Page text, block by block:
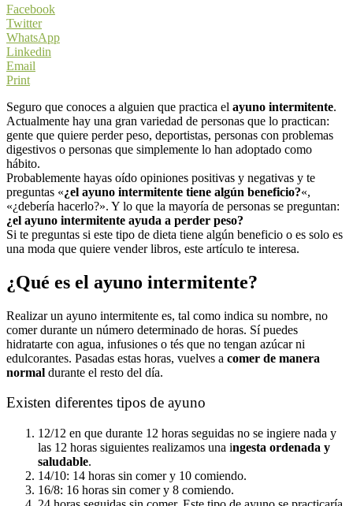
Facebook
Twitter
WhatsApp
Linkedin
Email
Print
Seguro que conoces a alguien que practica el ayuno intermitente.
Actualmente hay una gran variedad de personas que lo practican:
gente que quiere perder peso, deportistas, personas con problemas
digestivos o personas que simplemente lo han adoptado como
hábito.
Probablemente hayas oído opiniones positivas y negativas y te
preguntas «¿el ayuno intermitente tiene algún beneficio?«,
«¿debería hacerlo?». Y lo que la mayoría de personas se preguntan:
¿el ayuno intermitente ayuda a perder peso?
Si te preguntas si este tipo de dieta tiene algún beneficio o es solo es
una moda que quiere vender libros, este artículo te interesa.
¿Qué es el ayuno intermitente?
Realizar un ayuno intermitente es, tal como indica su nombre, no
comer durante un número determinado de horas. Sí puedes
hidratarte con agua, infusiones o tés que no tengan azúcar ni
edulcorantes. Pasadas estas horas, vuelves a comer de manera
normal durante el resto del día.
Existen diferentes tipos de ayuno
12/12 en que durante 12 horas seguidas no se ingiere nada y
las 12 horas siguientes realizamos una ingesta ordenada y
saludable.
14/10: 14 horas sin comer y 10 comiendo.
16/8: 16 horas sin comer y 8 comiendo.